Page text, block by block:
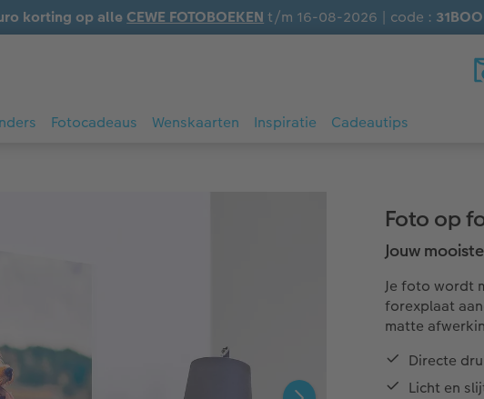
korting op alle CEWE FOTOBOEKEN t/m 16-08-2026 | code :
Fotocadeaus Wenskaarten Inspiratie Cadeautips
Foto op
Jouw
Je foto wordt
forexplaat
matte
Directe
Licht en